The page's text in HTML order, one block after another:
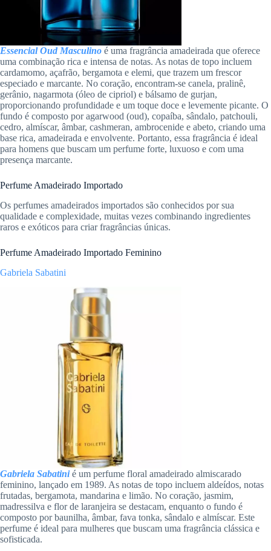
Essencial Oud Masculino é uma fragrância amadeirada que oferece
uma combinação rica e intensa de notas. As notas de topo incluem
cardamomo, açafrão, bergamota e elemi, que trazem um frescor
especiado e marcante. No coração, encontram-se canela, pralinê,
gerânio, nagarmota (óleo de cipriol) e bálsamo de gurjan,
proporcionando profundidade e um toque doce e levemente picante. O
fundo é composto por agarwood (oud), copaíba, sândalo, patchouli,
cedro, almíscar, âmbar, cashmeran, ambrocenide e abeto, criando uma
base rica, amadeirada e envolvente. Portanto, essa fragrância é ideal
para homens que buscam um perfume forte, luxuoso e com uma
presença marcante.
Perfume Amadeirado Importado
Os perfumes amadeirados importados são conhecidos por sua
qualidade e complexidade, muitas vezes combinando ingredientes
raros e exóticos para criar fragrâncias únicas.
Perfume Amadeirado Importado Feminino
Gabriela Sabatini
Gabriela Sabatinié um perfume floral amadeirado almiscarado
feminino, lançado em 1989. As notas de topo incluem aldeídos, notas
frutadas, bergamota, mandarina e limão. No coração, jasmim,
madressilva e flor de laranjeira se destacam, enquanto o fundo é
composto por baunilha, âmbar, fava tonka, sândalo e almíscar. Este
perfume é ideal para mulheres que buscam uma fragrância clássica e
sofisticada.